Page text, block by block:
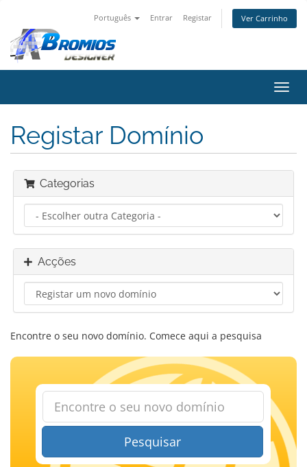
Português Entrar Registar Ver Carrinho
Registar Domínio
Categorias
Acções
Encontre o seu novo domínio. Comece aqui a pesquisa
Pesquisar